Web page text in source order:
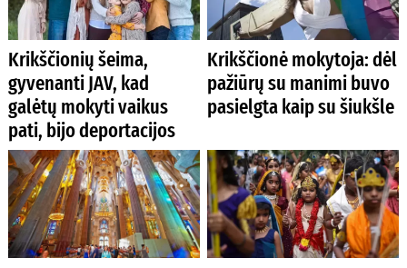
Krikščionių šeima,
gyvenanti JAV, kad
galėtų mokyti vaikus
pati, bijo deportacijos
Krikščionė mokytoja: dėl
pažiūrų su manimi buvo
pasielgta kaip su šiukšle